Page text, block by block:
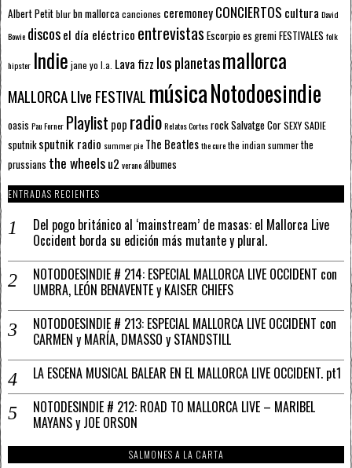
Albert Petitblurbn mallorcacanciones ceremoneyCONCIERTOS cultura David
Bowie discosel día eléctrico entrevistas Escorpioes gremiFESTIVALES folk
hipster Indie jane yo l.a. Lava fizz los planetasmallorca
MALLORCA LIve FESTIVAL músicaNotodoesindie
oasis Pau Forner Playlist pop radioRelatos CortosrockSalvatge CorSEXY SADIE
sputnik sputnik radio summer pie The Beatlesthe curethe indian summerthe
prussians the wheelsu2 veranoálbumes
ENTRADAS RECIENTES
Del pogo británico al ‘mainstream’ de masas: el Mallorca Live
Occident borda su edición más mutante y plural.
NOTODOESINDIE # 214: ESPECIAL MALLORCA LIVE OCCIDENT con
UMBRA, LEÓN BENAVENTE y KAISER CHIEFS
NOTODOESINDIE # 213: ESPECIAL MALLORCA LIVE OCCIDENT con
CARMEN y MARÍA, DMASSO y STANDSTILL
LA ESCENA MUSICAL BALEAR EN EL MALLORCA LIVE OCCIDENT. pt1
NOTODESINDIE # 212: ROAD TO MALLORCA LIVE – MARIBEL
MAYANS y JOE ORSON
SALMONES A LA CARTA